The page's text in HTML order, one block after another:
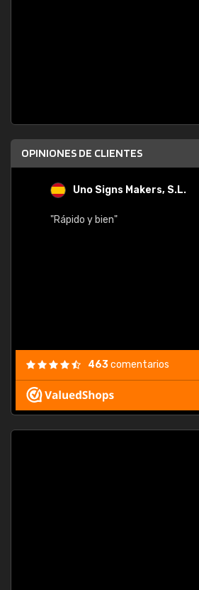
OPINIONES DE CLIENTES
Uno Signs Makers, S.L.
"Rápido y bien"
463comentarios